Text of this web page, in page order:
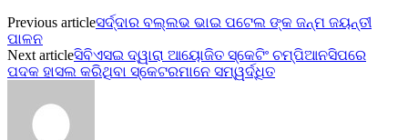
Previous articleସର୍ଦ୍ଦାର ବଲ୍ଲଭ ଭାଇ ପଟେଲ ଙ୍କ ଜନ୍ମ ଜୟନ୍ତୀ
ପାଳନ
Next articleସିବିଏସଇ ଦ୍ୱାରା ଆୟୋଜିତ ସ୍କେଟିଂ ଚମ୍ପିଆନସିପରେ
ପଦକ ହାସଲ କରିଥିବା ସ୍କେଟରମାନେ ସମ୍ୱର୍ଦ୍ଧିତ